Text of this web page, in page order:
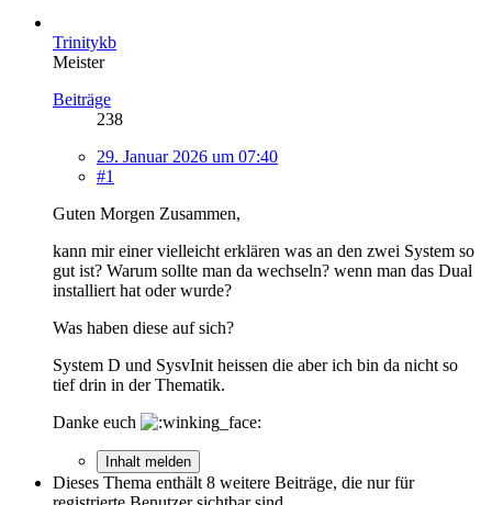
Trinitykb
Meister
Beiträge
238
29. Januar 2026 um 07:40
#1
Guten Morgen Zusammen,
kann mir einer vielleicht erklären was an den zwei System so
gut ist? Warum sollte man da wechseln? wenn man das Dual
installiert hat oder wurde?
Was haben diese auf sich?
System D und SysvInit heissen die aber ich bin da nicht so
tief drin in der Thematik.
Danke euch
Inhalt melden
Dieses Thema enthält 8 weitere Beiträge, die nur für